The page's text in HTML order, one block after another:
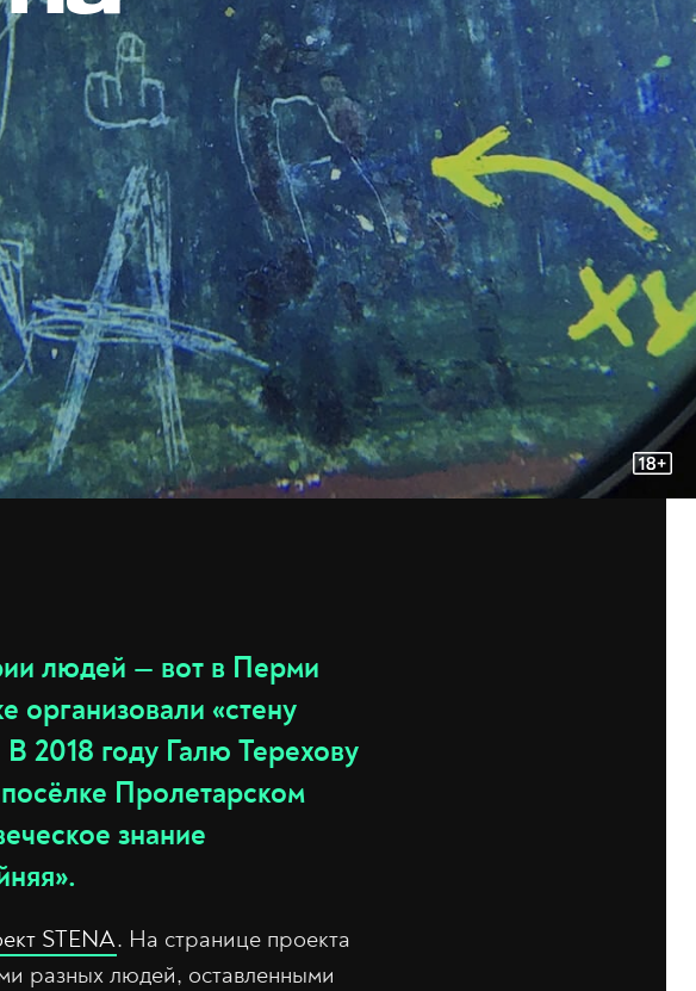
людей — вот в Перми
организовали «стену
2018 году Галю Терехову
Пролетарском
знание
STENA. На странице проекта
разных людей, оставленными